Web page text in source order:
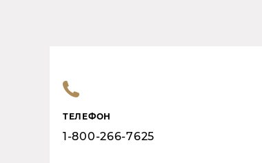
ТЕЛЕФОН
1-800-266-7625